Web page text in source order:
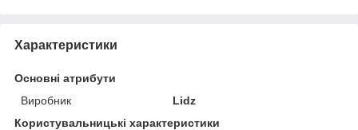
Характеристики
Основні атрибути
Виробник
Lidz
Користувальницькі характеристики